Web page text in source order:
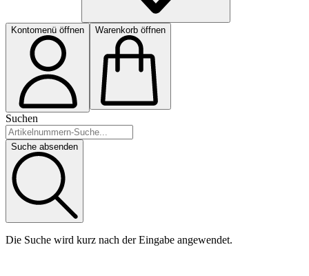
Kontomenü öffnen Warenkorb öffnen
Suchen
Suche absenden
Die Suche wird kurz nach der Eingabe angewendet.